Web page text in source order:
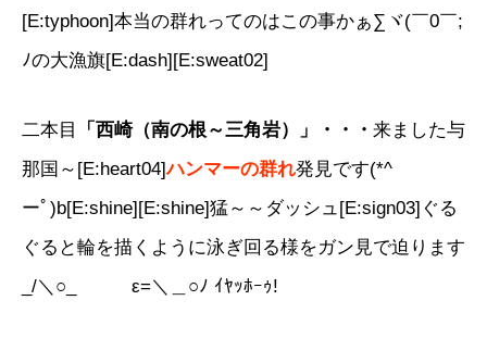
[E:typhoon]本当の群れってのはこの事かぁ∑ヾ(￣0￣;
ﾉの大漁旗[E:dash][E:sweat02]
二本目 「西崎（南の根～三角岩）」・・・ 来ました与
那国～[E:heart04]ハンマーの群れ発見です(*^
ーﾟ)b[E:shine][E:shine]猛～～ダッシュ[E:sign03]ぐる
ぐると輪を描くように泳ぎ回る様をガン見で迫ります
_/＼○_ ε=＼＿○ﾉ ｲﾔｯﾎｰｩ!